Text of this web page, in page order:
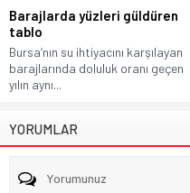
Barajlarda yüzleri güldüren
tablo
Bursa’nın su ihtiyacını karşılayan
barajlarında doluluk oranı geçen
yılın aynı...
YORUMLAR